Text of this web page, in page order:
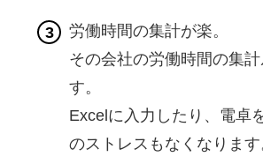
労働時間の集計が楽。
その会社の労働時間の集
す。
Excelに入力したり、電卓
のストレスもなくなります